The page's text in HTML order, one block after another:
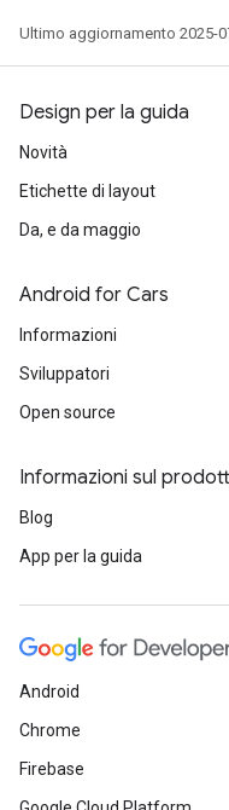
Ultimo aggiornamento 2025-
Design per la guida
Novità
Etichette di layout
Da, e da maggio
Android for Cars
Informazioni
Sviluppatori
Open source
Informazioni sul
Blog
App per la guida
Android
Chrome
Firebase